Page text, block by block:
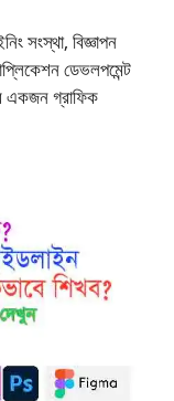
সংস্থা, বিজ্ঞাপন
ডেভলপমেন্ট
একজন গ্রাফিক